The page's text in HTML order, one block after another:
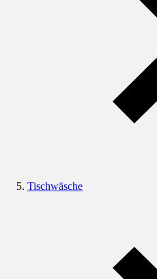
Tischwäsche